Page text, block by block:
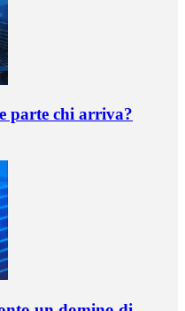
parte chi arriva?